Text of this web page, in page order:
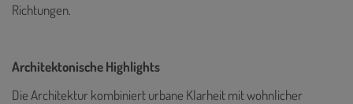
Richtungen.
Architektonische Highlights
Die Architektur kombiniert urbane Klarheit mit wohnlicher